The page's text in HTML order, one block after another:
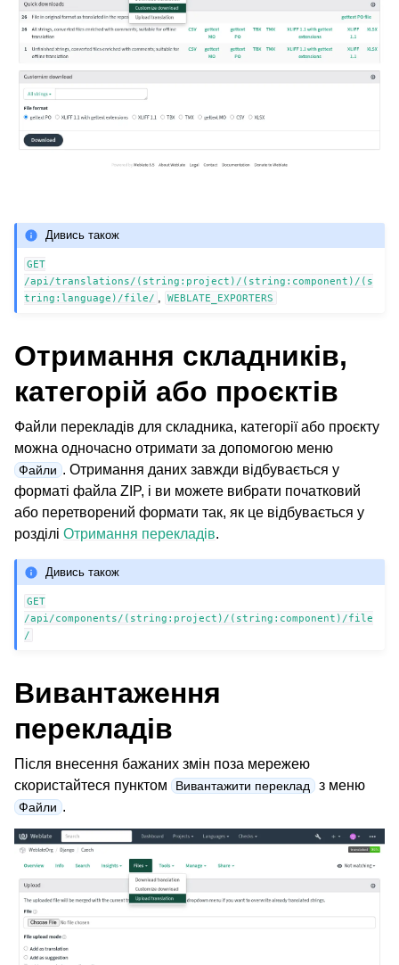
Дивись також
GET
/api/translations/(string:project)/(string:component)/(s
tring:language)/file/ , WEBLATE_EXPORTERS
Отримання складників,
категорій або проєктів
Файли перекладів для складника, категорії або проєкту
можна одночасно отримати за допомогою меню
Файли . Отримання даних завжди відбувається у
форматі файла ZIP, і ви можете вибрати початковий
або перетворений формати так, як це відбувається у
розділі Отримання перекладів.
Дивись також
GET
/api/components/(string:project)/(string:component)/file
/
Вивантаження
перекладів
Після внесення бажаних змін поза мережею
скористайтеся пунктом
Вивантажити переклад з меню
Файли .